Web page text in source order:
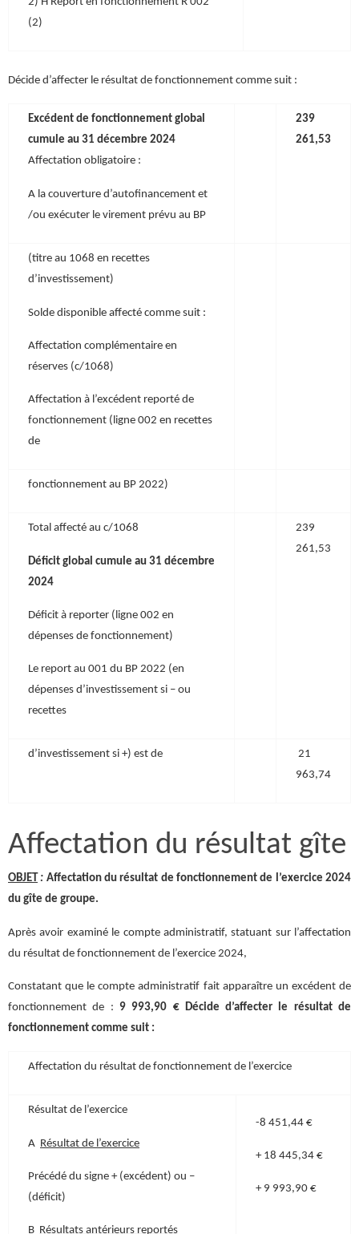
(2)
Décide d’affecter le résultat de fonctionnement comme suit :
Excédent de fonctionnement global
cumule au 31 décembre 2024
Affectation obligatoire :
A la couverture d’autofinancement et
/ou exécuter le virement prévu au BP
239
261,53
(titre au 1068 en recettes
d’investissement)
Solde disponible affecté comme suit :
Affectation complémentaire en
réserves (c/1068)
Affectation à l’excédent reporté de
fonctionnement (ligne 002 en recettes
de
fonctionnement au BP 2022)
Total affecté au c/1068
Déficit global cumule au 31 décembre
2024
Déficit à reporter (ligne 002 en
dépenses de fonctionnement)
Le report au 001 du BP 2022 (en
dépenses d’investissement si – ou
recettes
239
261,53
d’investissement si +) est de
21
963,74
Affectation du résultat gîte
OBJET : Affectation du résultat de fonctionnement de l’exercice 2024
du gîte de groupe.
Après avoir examiné le compte administratif, statuant sur l’affectation
du résultat de fonctionnement de l’exercice 2024,
Constatant que le compte administratif fait apparaître un excédent de
fonctionnement de : 9 993,90 €
Décide d’affecter le résultat de
fonctionnement comme suit :
Affectation du résultat de fonctionnement de l’exercice
Résultat de l’exercice
A Résultat de l’exercice
Précédé du signe + (excédent) ou –
(déficit)
B Résultats antérieurs reportés
-8 451,44 €
+ 18 445,34 €
+ 9 993,90 €